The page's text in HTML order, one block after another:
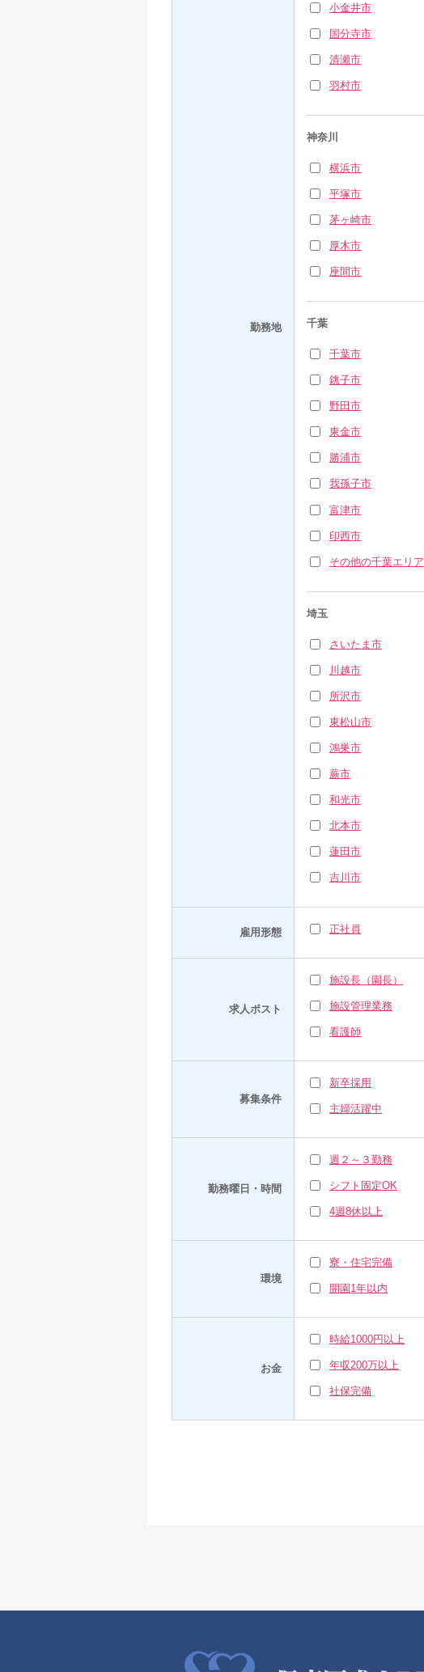
勤務地
小金井市
国分寺市
清瀬市
羽村市
神奈川
横浜市
平塚市
茅ヶ崎市
厚木市
座間市
千葉
千葉市
銚子市
野田市
東金市
勝浦市
我孫子市
富津市
印西市
その他の千葉エリア
埼玉
さいたま市
川越市
所沢市
東松山市
鴻巣市
蕨市
和光市
北本市
蓮田市
吉川市
雇用形態 正社員
求人ポスト
施設長（園長）
施設管理業務
看護師
募集条件
新卒採用
主婦活躍中
勤務曜日・時間
週２～３勤務
シフト固定OK
4週8休以上
環境
寮・住宅完備
開園1年以内
お金
時給1000円以上
年収200万以上
社保完備